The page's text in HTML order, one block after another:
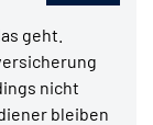
geht.
nicht
bleiben